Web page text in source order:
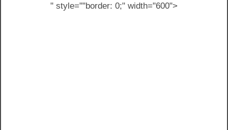
" style=""border: 0;" width="600">